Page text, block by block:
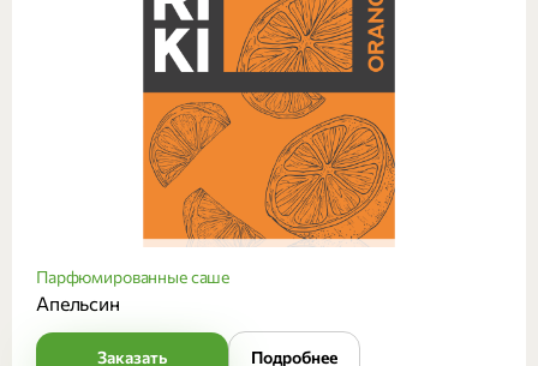
Парфюмированные саше
Апельсин
Заказать Подробнее